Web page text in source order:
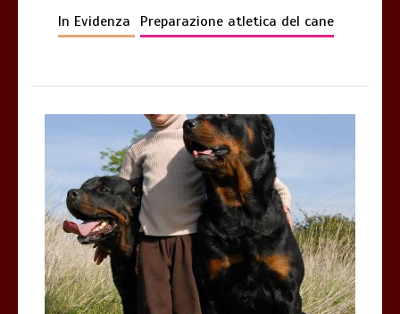
In Evidenza Preparazione atletica del cane